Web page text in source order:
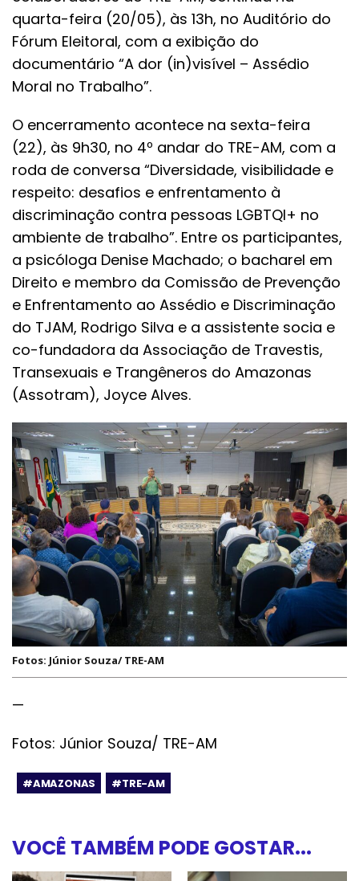
quarta-feira (20/05), às 13h, no Auditório do
Fórum Eleitoral, com a exibição do
documentário “A dor (in)visível – Assédio
Moral no Trabalho”.
O encerramento acontece na sexta-feira
(22), às 9h30, no 4º andar do TRE-AM, com a
roda de conversa “Diversidade, visibilidade e
respeito: desafios e enfrentamento à
discriminação contra pessoas LGBTQI+ no
ambiente de trabalho”. Entre os participantes,
a psicóloga Denise Machado; o bacharel em
Direito e membro da Comissão de Prevenção
e Enfrentamento ao Assédio e Discriminação
do TJAM, Rodrigo Silva e a assistente socia e
co-fundadora da Associação de Travestis,
Transexuais e Trangêneros do Amazonas
(Assotram), Joyce Alves.
Fotos: Júnior Souza/ TRE-AM
—
Fotos: Júnior Souza/ TRE-AM
#AMAZONAS #TRE-AM
VOCÊ TAMBÉM PODE GOSTAR...